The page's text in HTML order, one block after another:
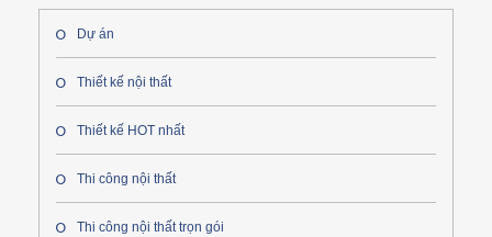
Dự án
Thiết kế nội thất
Thiết kế HOT nhất
Thi công nội thất
Thi công nội thất trọn gói